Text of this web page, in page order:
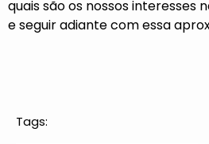
quais são os nossos interesses
e seguir adiante com essa
Tags: